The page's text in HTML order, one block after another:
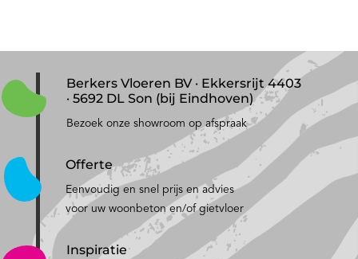
Berkers Vloeren BV · Ekkersrijt 4403
· 5692 DL Son (bij Eindhoven)
Bezoek onze showroom op afspraak
Offerte
Eenvoudig en snel prijs en advies
voor uw woonbeton en/of gietvloer
Inspiratie